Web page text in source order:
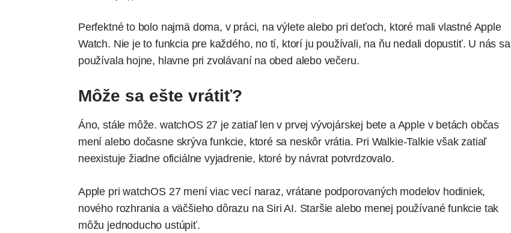
Perfektné to bolo najmä doma, v práci, na výlete alebo pri deťoch, ktoré mali vlastné Apple
Watch. Nie je to funkcia pre každého, no tí, ktorí ju používali, na ňu nedali dopustiť. U nás sa
používala hojne, hlavne pri zvolávaní na obed alebo večeru.
Môže sa ešte vrátiť?
Áno, stále môže. watchOS 27 je zatiaľ len v prvej vývojárskej bete a Apple v betách občas
mení alebo dočasne skrýva funkcie, ktoré sa neskôr vrátia. Pri Walkie-Talkie však zatiaľ
neexistuje žiadne oficiálne vyjadrenie, ktoré by návrat potvrdzovalo.
Apple pri watchOS 27 mení viac vecí naraz, vrátane podporovaných modelov hodiniek,
nového rozhrania a väčšieho dôrazu na Siri AI. Staršie alebo menej používané funkcie tak
môžu jednoducho ustúpiť.